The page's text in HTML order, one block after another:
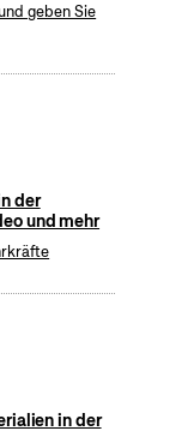
geben Sie
der
und mehr
in der